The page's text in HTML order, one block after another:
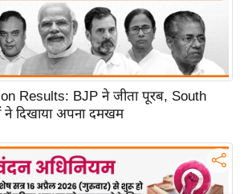
Results: BJP ने जीता पूरब, South
ने दिखाया अपना दमखम